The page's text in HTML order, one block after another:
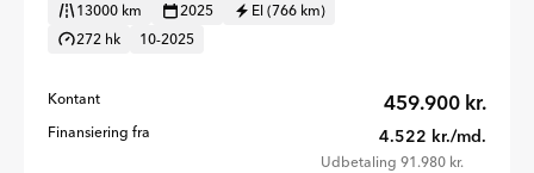
13000 km 2025
El (766 km)
272 hk
10-2025
Kontant 459.900 kr.
Finansiering fra 4.522 kr./md.
Udbetaling 91.980 kr.